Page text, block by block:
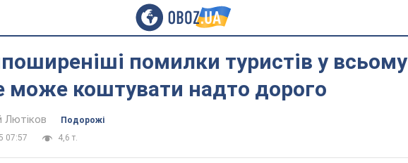
помилки туристів у всьому
може коштувати надто дорого
Лютіков
Подорожі
07:57
4,6 т.